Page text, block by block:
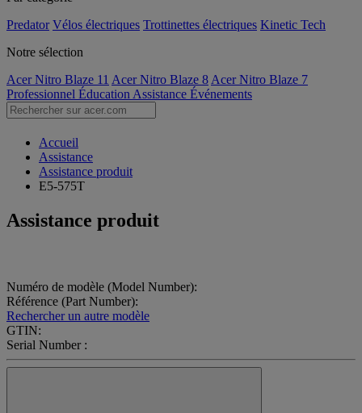
Predator Vélos électriques Trottinettes électriques Kinetic Tech
Notre sélection
Acer Nitro Blaze 11 Acer Nitro Blaze 8 Acer Nitro Blaze 7
Professionnel Éducation Assistance Événements
Accueil
Assistance
Assistance produit
E5-575T
Assistance produit
Numéro de modèle (Model Number):
Référence (Part Number):
Rechercher un autre modèle
GTIN:
Serial Number :